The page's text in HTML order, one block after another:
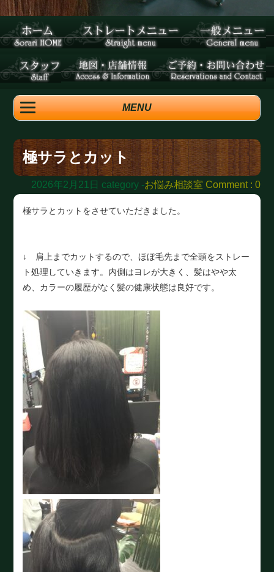
MENU
極サラとカット
2026年2月21日 category -お悩み相談室 Comment : 0
極サラとカットをさせていただきました。
↓ 肩上までカットするので、ほぼ毛先まで全頭をストレー
ト処理していきます。内側はヨレが大きく、髪はやや太
め、カラーの履歴がなく髪の健康状態は良好です。